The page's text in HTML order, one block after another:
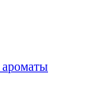
ароматы